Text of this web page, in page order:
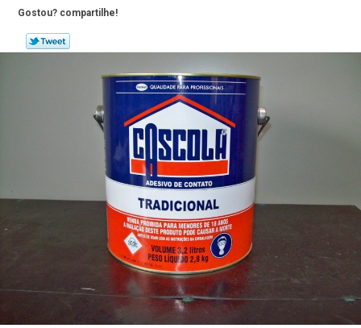
Gostou? compartilhe!